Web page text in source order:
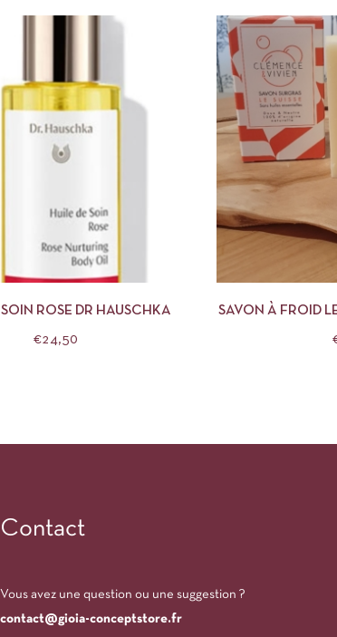
AJOUTER AU PANIER
SOIN ROSE DR HAUSCHKA
€24,50
SAVON À FROID
Contact
Vous avez une question ou une suggestion ?
contact@gioia-conceptstore.fr